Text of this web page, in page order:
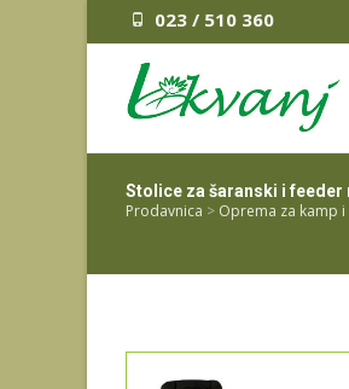
023 / 510 360
Stolice za šaranski i feeder
Prodavnica > Oprema za kamp